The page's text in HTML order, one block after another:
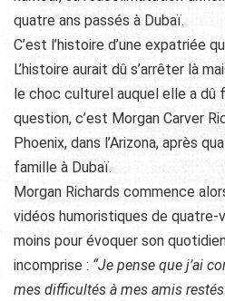
quatre ans passés à Dubaï.
C’est l’histoire d’une expatriée
L’histoire aurait dû s’arrêter là
le choc culturel auquel elle a dû
question, c’est Morgan Carver
Phoenix, dans l’Arizona, après
famille à Dubaï.
Morgan Richards commence
vidéos humoristiques de
moins pour évoquer son
incomprise : “Je pense que j’ai
mes difficultés à mes amis